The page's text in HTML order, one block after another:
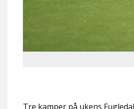
Tre kamper på ukens